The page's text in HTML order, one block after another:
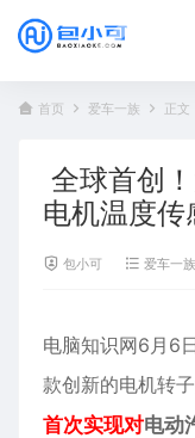
首页 爱车一族 正文
全球首创
电机温度传
包小可 爱车一族
电脑知识网6月6
款创新的电机转
首次实现对电动